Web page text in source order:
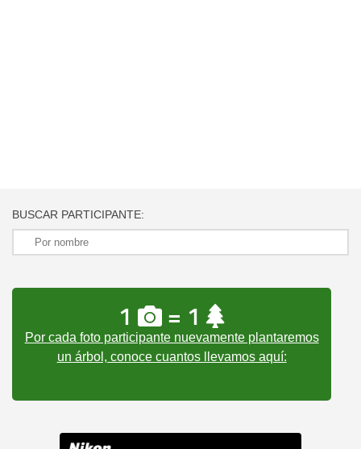
BUSCAR PARTICIPANTE:
1 = 1
Por cada foto participante nuevamente plantaremos
un árbol, conoce cuantos llevamos aquí: